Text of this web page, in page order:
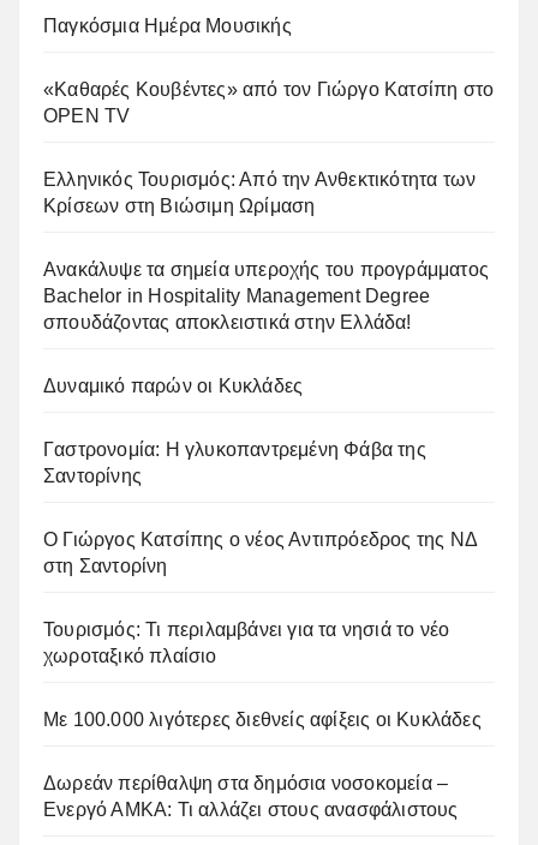
Παγκόσμια Ημέρα Μουσικής
«Καθαρές Κουβέντες» από τον Γιώργο Κατσίπη στο
OPEN TV
Ελληνικός Τουρισμός: Από την Ανθεκτικότητα των
Κρίσεων στη Βιώσιμη Ωρίμαση
Ανακάλυψε τα σημεία υπεροχής του προγράμματος
Bachelor in Hospitality Management Degree
σπουδάζοντας αποκλειστικά στην Ελλάδα!
Δυναμικό παρών οι Κυκλάδες
Γαστρονομία: Η γλυκοπαντρεμένη Φάβα της
Σαντορίνης
Ο Γιώργος Κατσίπης ο νέος Αντιπρόεδρος της ΝΔ
στη Σαντορίνη
Τουρισμός: Τι περιλαμβάνει για τα νησιά το νέο
χωροταξικό πλαίσιο
Με 100.000 λιγότερες διεθνείς αφίξεις οι Κυκλάδες
Δωρεάν περίθαλψη στα δημόσια νοσοκομεία –
Ενεργό ΑΜΚΑ: Τι αλλάζει στους ανασφάλιστους